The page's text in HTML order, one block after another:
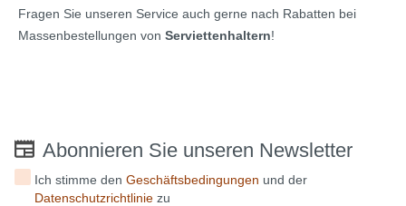
Fragen Sie unseren Service auch gerne nach Rabatten bei
Massenbestellungen von Serviettenhaltern!
Abonnieren Sie unseren Newsletter
Ich stimme denGeschäftsbedingungen und der
Datenschutzrichtlinie zu